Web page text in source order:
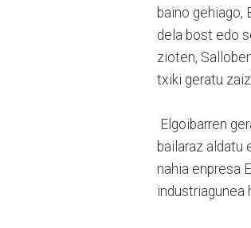
baino gehiago,
dela bost edo
zioten,
txiki geratu
Elgoibarren
bailaraz aldatu
nahia enpresa
industriagunea